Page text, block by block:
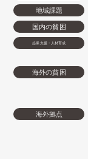
地域課題
国内の貧困
起業支援・人材育成
海外の貧困
海外拠点